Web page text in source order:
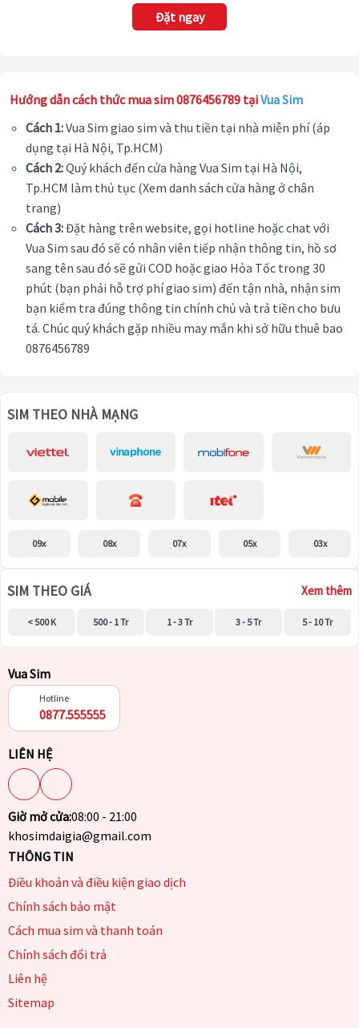
Đặt ngay
Hướng dẫn cách thức mua sim 0876456789 tạiVua Sim
Cách 1:Vua Sim giao sim và thu tiền tại nhà miễn phí (áp
dụng tại Hà Nội, Tp.HCM)
Cách 2:Quý khách đến cửa hàng Vua Sim tại Hà Nội,
Tp.HCM làm thủ tục (Xem danh sách cửa hàng ở chân
trang)
Cách 3:Đặt hàng trên website, gọi hotline hoặc chat với
Vua Sim sau đó sẽ có nhân viên tiếp nhận thông tin, hồ sơ
sang tên sau đó sẽ gửi COD hoặc giao Hỏa Tốc trong 30
phút (bạn phải hỗ trợ phí giao sim) đến tận nhà, nhận sim
bạn kiểm tra đúng thông tin chính chủ và trả tiền cho bưu
tá. Chúc quý khách gặp nhiều may mắn khi sở hữu thuê bao
0876456789
SIM THEO NHÀ MẠNG
09x 08x 07x 05x 03x
SIM THEO GIÁ Xem thêm
< 500 K 500 - 1 Tr 1 - 3 Tr 3 - 5 Tr 5 - 10 Tr
Vua Sim
Hotline
0877.555555
LIÊN HỆ
Giờ mở cửa:08:00 - 21:00
khosimdaigia@gmail.com
THÔNG TIN
Điều khoản và điều kiện giao dịch
Chính sách bảo mật
Cách mua sim và thanh toán
Chính sách đổi trả
Liên hệ
Sitemap